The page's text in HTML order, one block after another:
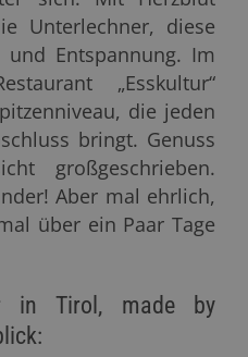
Unterlechner, diese
Entspannung. Im
„Esskultur“
die jeden
bringt. Genuss
großgeschrieben.
Aber mal ehrlich,
über ein Paar Tage
in Tirol, made by